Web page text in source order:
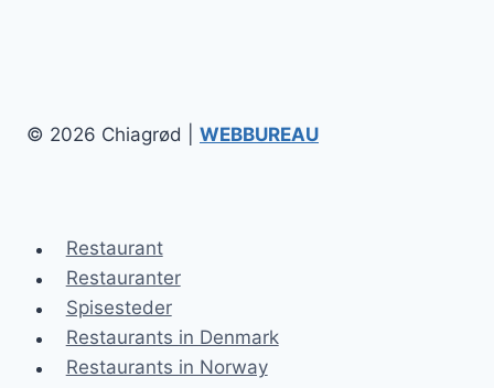
© 2026 Chiagrød | WEBBUREAU
Restaurant
Restauranter
Spisesteder
Restaurants in Denmark
Restaurants in Norway